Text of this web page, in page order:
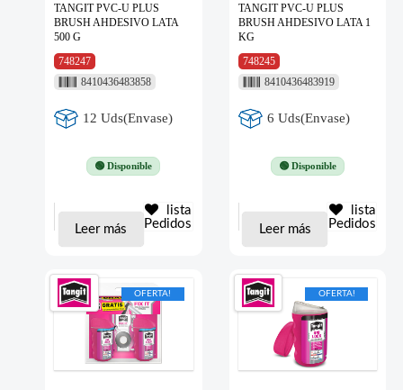
TANGIT PVC-U PLUS
BRUSH AHDESIVO LATA
500 G
748247
8410436483858
12 Uds(Envase)
🟢 Disponible
Leer más
lista
Pedidos
TANGIT PVC-U PLUS
BRUSH AHDESIVO LATA 1
KG
748245
8410436483919
6 Uds(Envase)
🟢 Disponible
Leer más
lista
Pedidos
OFERTA! OFERTA!